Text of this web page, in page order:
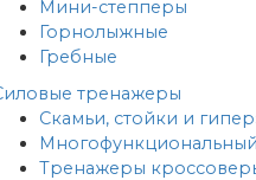
Мини-степперы
Горнолыжные
Гребные
тренажеры
Скамьи, стойки и
Тренажеры